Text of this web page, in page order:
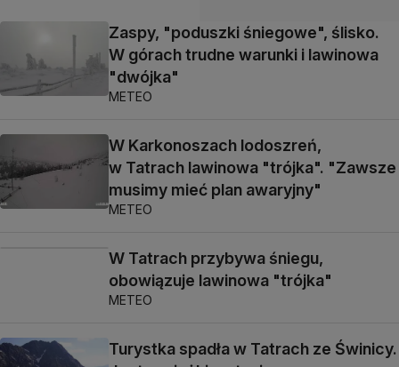
Zaspy, "poduszki śniegowe", ślisko.
W górach trudne warunki i lawinowa
"dwójka"
METEO
W Karkonoszach lodoszreń,
w Tatrach lawinowa "trójka". "Zawsze
musimy mieć plan awaryjny"
METEO
W Tatrach przybywa śniegu,
obowiązuje lawinowa "trójka"
METEO
Turystka spadła w Tatrach ze Świnicy.